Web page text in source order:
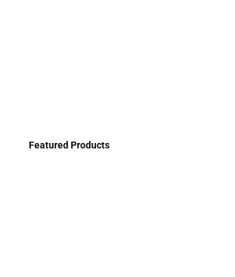
Featured Products